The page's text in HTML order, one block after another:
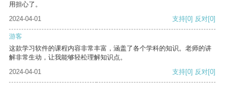
用担心了。
2024-04-01
支持[0] 反对[0]
游客
这款学习软件的课程内容非常丰富，涵盖了各个学科的知识。老师的讲
解非常生动，让我能够轻松理解知识点。
2024-04-01
支持[0] 反对[0]